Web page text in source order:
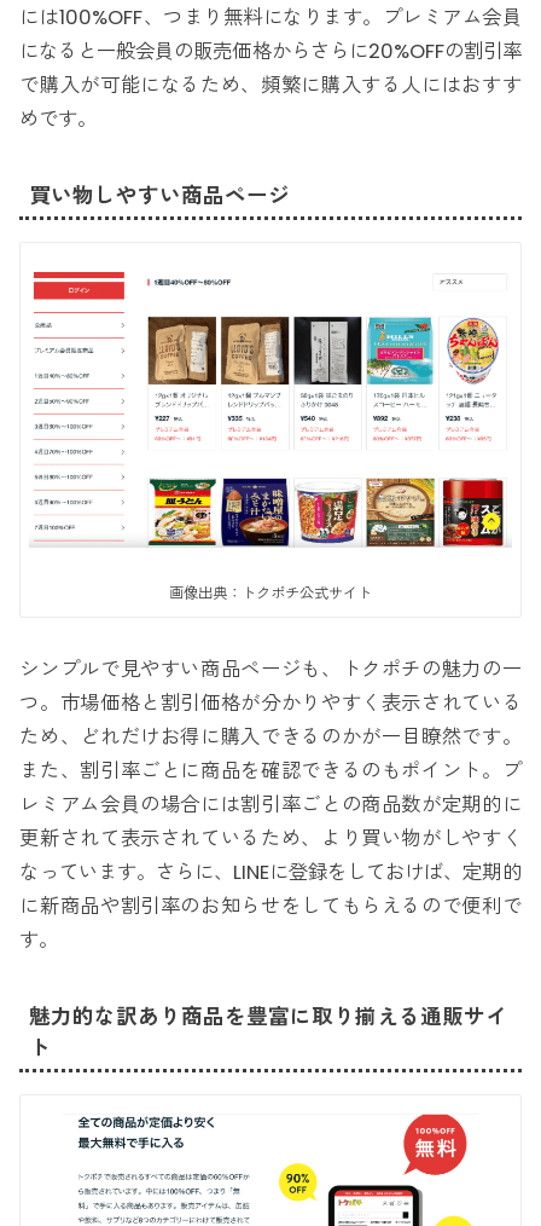
には100%OFF、つまり無料になります。プレミアム会員
になると一般会員の販売価格からさらに20%OFFの割引率
で購入が可能になるため、頻繁に購入する人にはおすす
めです。
買い物しやすい商品ページ
画像出典：トクポチ公式サイト
シンプルで見やすい商品ページも、トクポチの魅力の一
つ。市場価格と割引価格が分かりやすく表示されている
ため、どれだけお得に購入できるのかが一目瞭然です。
また、割引率ごとに商品を確認できるのもポイント。プ
レミアム会員の場合には割引率ごとの商品数が定期的に
更新されて表示されているため、より買い物がしやすく
なっています。さらに、LINEに登録をしておけば、定期的
に新商品や割引率のお知らせをしてもらえるので便利で
す。
魅力的な訳あり商品を豊富に取り揃える通販サイ
ト